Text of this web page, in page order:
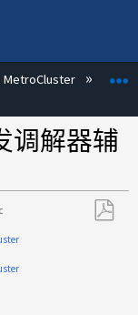
MetroCluster
调解器辅